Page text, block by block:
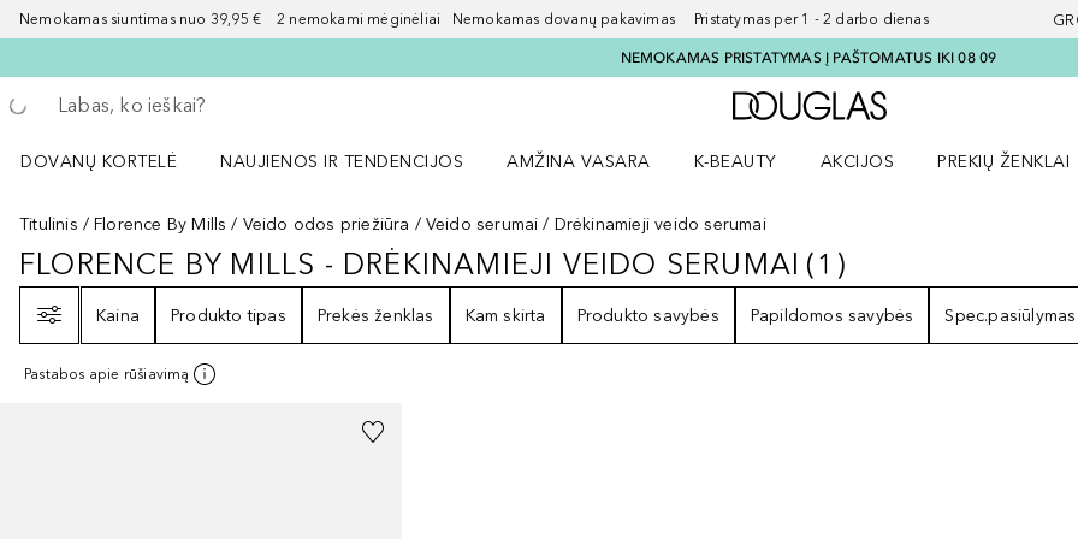
Nemokamas siuntimas nuo 39,95 € 2 nemokami mėginėliai Nemokamas dovanų pakavimas Pristatymas per 1 - 2 darbo dienas
NEMOKAMAS PRISTATYMAS Į PAŠTOMATUS IKI 08 09
Grįžk atgal
Vykdykite paiešką
Į Douglas pagrindinį
DOVANŲ KORTELĖ
NAUJIENOS IR TENDENCIJOS
AMŽINA VASARA
K-BEAUTY
AKCIJOS
PREKIŲ ŽENKLAI
Titulinis
Florence By Mills Veido odos priežiūra Veido serumai Drėkinamieji veido serumai
FLORENCE BY MILLS - DRĖKINAMIEJI VEIDO SERUMAI1REZULTATAI
FLORENCE BY MILLS - DRĖKINAMIEJI VEIDO SERUMAI (1 )
Kaina
Produkto tipas Prekės ženklas Kam skirta Produkto savybės Papildomos savybės Spec.pasiūlymas
Pastabos apie rūšiavimą